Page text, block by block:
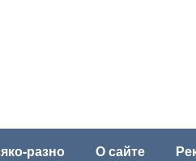
разно О сайте